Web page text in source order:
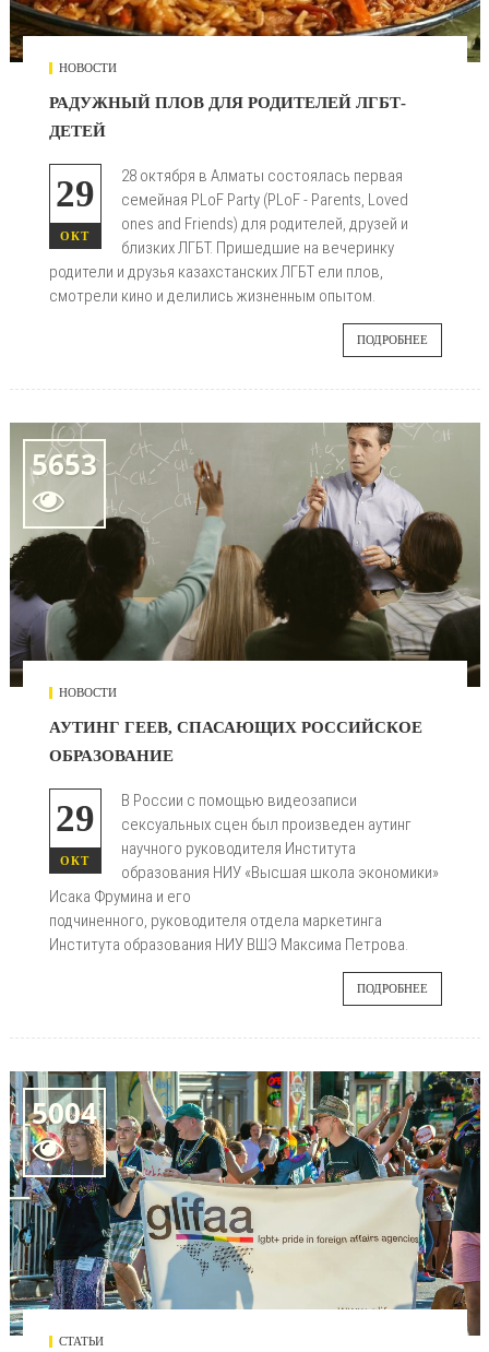
НОВОСТИ
РАДУЖНЫЙ ПЛОВ ДЛЯ РОДИТЕЛЕЙ ЛГБТ-
ДЕТЕЙ
29
ОКТ
28 октября в Алматы состоялась первая
семейная PLoF Party (PLoF - Parents, Loved
ones and Friends) для родителей, друзей и
близких ЛГБТ. Пришедшие на вечеринку
родители и друзья казахстанских ЛГБТ ели плов,
смотрели кино и делились жизненным опытом.
ПОДРОБНЕЕ
5653

НОВОСТИ
АУТИНГ ГЕЕВ, СПАСАЮЩИХ РОССИЙСКОЕ
ОБРАЗОВАНИЕ
29
ОКТ
В России с помощью видеозаписи
сексуальных сцен был произведен аутинг
научного руководителя Института
образования НИУ «Высшая школа экономики»
Исака Фрумина и его
подчиненного, руководителя отдела маркетинга
Института образования НИУ ВШЭ Максима Петрова.
ПОДРОБНЕЕ
5004

СТАТЬИ